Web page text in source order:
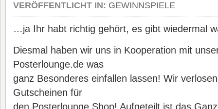
VERÖFFENTLICHT IN: GEWINNSPIELE
…ja Ihr habt richtig gehört, es gibt wiedermal
Diesmal haben wir uns in Kooperation mit
Posterlounge.de was
ganz Besonderes einfallen lassen! Wir
Gutscheinen für
den Posterlounge Shop! Aufgeteilt ist das